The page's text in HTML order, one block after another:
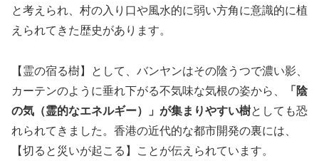
と考えられ、村の入り口や風水的に弱い方角に意識的に植
えられてきた歴史があります。
【霊の宿る樹】として、バンヤンはその陰うつで濃い影、
カーテンのように垂れ下がる不気味な気根の姿から、
「陰
の気（霊的なエネルギー）」が集まりやすい樹としても恐
れられてきました。香港の近代的な都市開発の裏には、
【切ると災いが起こる】ことが伝えられています。